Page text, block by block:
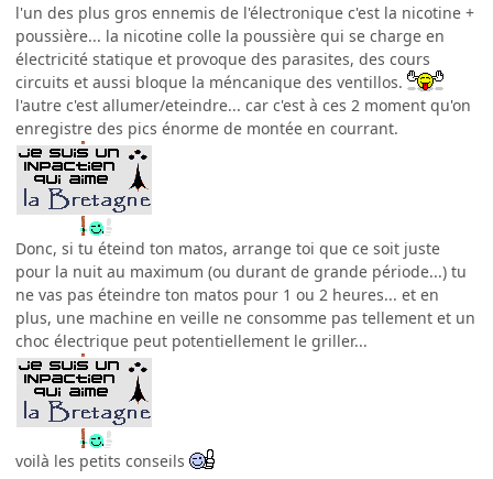
l'un des plus gros ennemis de l'électronique c'est la nicotine +
poussière... la nicotine colle la poussière qui se charge en
électricité statique et provoque des parasites, des cours
circuits et aussi bloque la méncanique des ventillos.
l'autre c'est allumer/eteindre... car c'est à ces 2 moment qu'on
enregistre des pics énorme de montée en courrant.
Donc, si tu éteind ton matos, arrange toi que ce soit juste
pour la nuit au maximum (ou durant de grande période...) tu
ne vas pas éteindre ton matos pour 1 ou 2 heures... et en
plus, une machine en veille ne consomme pas tellement et un
choc électrique peut potentiellement le griller...
voilà les petits conseils